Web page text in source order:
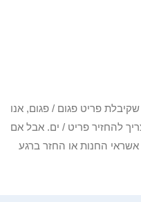
לא קיבלו תוך 30 יום או שקיבלת פריט פגום / פגום, אנו
להחזיר פריט / ים. אבל אם
אשראי החנות או החזר ברגע